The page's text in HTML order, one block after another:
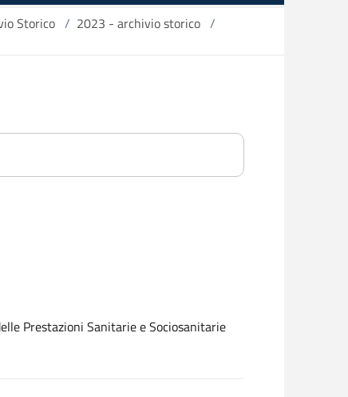
Storico / 2023 - archivio storico /
Prestazioni Sanitarie e Sociosanitarie